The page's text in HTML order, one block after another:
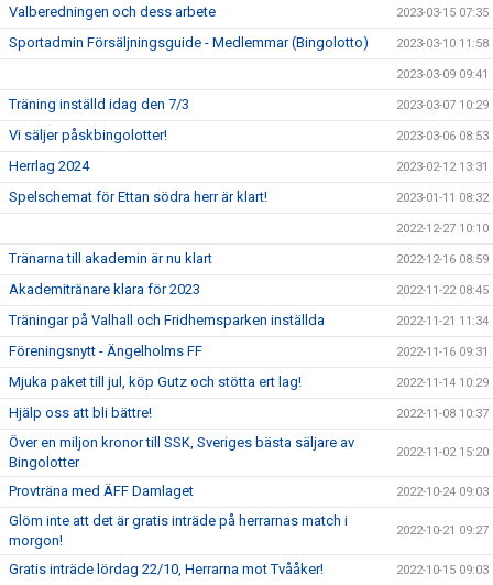
Valberedningen och dess arbete 2023-03-15 07:35
Sportadmin Försäljningsguide - Medlemmar (Bingolotto) 2023-03-10 11:58
2023-03-09 09:41
Träning inställd idag den 7/3 2023-03-07 10:29
Vi säljer påskbingolotter! 2023-03-06 08:53
Herrlag 2024 2023-02-12 13:31
Spelschemat för Ettan södra herr är klart! 2023-01-11 08:32
2022-12-27 10:10
Tränarna till akademin är nu klart 2022-12-16 08:59
Akademitränare klara för 2023 2022-11-22 08:45
Träningar på Valhall och Fridhemsparken inställda 2022-11-21 11:34
Föreningsnytt - Ängelholms FF 2022-11-16 09:31
Mjuka paket till jul, köp Gutz och stötta ert lag! 2022-11-14 10:29
Hjälp oss att bli bättre! 2022-11-08 10:37
Över en miljon kronor till SSK, Sveriges bästa säljare av
Bingolotter
2022-11-02 15:20
Provträna med ÄFF Damlaget 2022-10-24 09:03
Glöm inte att det är gratis inträde på herrarnas match i
morgon!
2022-10-21 09:27
Gratis inträde lördag 22/10, Herrarna mot Tvååker! 2022-10-15 09:03